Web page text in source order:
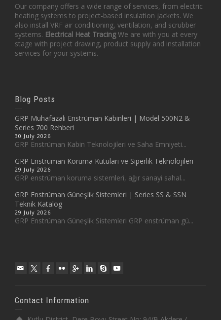
Our company offers a wide range of services, from electric
heating systems to project-based insulation jackets. We
also install VRF air conditioning, ventilation, and scrubber
systems. Electrical Heat TracingWe are with you at every
stage with project drawing, product supply and installation
services for your systems.
Blog Posts
GRP Muhafazalı Enstrüman Kabinleri | Model 500N2 &
Series 700 Rehberi
30 July 2026
GRP Enstrüman Kabin Teknolojileri ve Saha Emniyeti...
GRP Enstrüman Koruma Kutuları ve Siperlik Teknolojileri
29 July 2026
GRP enstrüman koruma sistemleri, ağır sanayi sahal...
GRP Enstrüman Güneşlik Sistemleri | Series SS & SSN
Teknik Katalog
29 July 2026
GRP Enstrüman Güneşlik Sistemleri GRP enstrüman gü...
Contact Information